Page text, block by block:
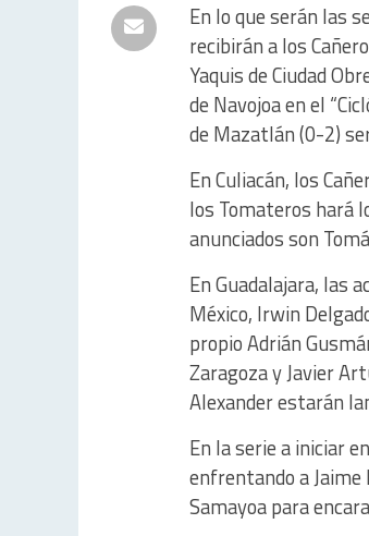
En lo que serán las
recibirán a los
Yaquis de Ciudad
de Navojoa en el
de Mazatlán (0-2)
En Culiacán, los
los Tomateros hará
anunciados son
En Guadalajara, las
México, Irwin
propio Adrián
Zaragoza y Javier
Alexander estarán
En la serie a iniciar
enfrentando a Jaime
Samayoa para